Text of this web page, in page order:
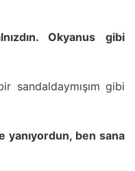
Okyanus gibi
sandaldaymışım gibi
yanıyordun, ben sana